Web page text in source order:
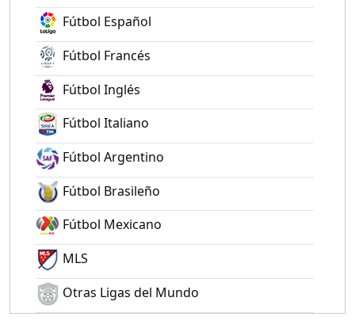
Fútbol Español
Fútbol Francés
Fútbol Inglés
Fútbol Italiano
Fútbol Argentino
Fútbol Brasileño
Fútbol Mexicano
MLS
Otras Ligas del Mundo